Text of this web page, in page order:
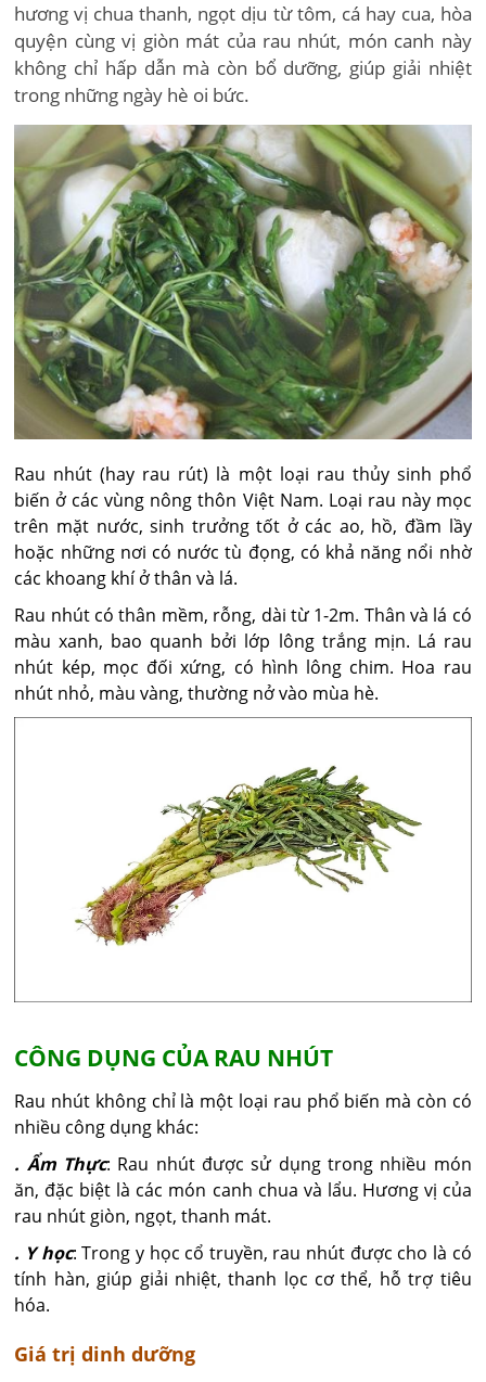
hương vị chua thanh, ngọt dịu từ tôm, cá hay cua, hòa
quyện cùng vị giòn mát của rau nhút, món canh này
không chỉ hấp dẫn mà còn bổ dưỡng, giúp giải nhiệt
trong những ngày hè oi bức.
Rau nhút (hay rau rút) là một loại rau thủy sinh phổ
biến ở các vùng nông thôn Việt Nam. Loại rau này mọc
trên mặt nước, sinh trưởng tốt ở các ao, hồ, đầm lầy
hoặc những nơi có nước tù đọng, có khả năng nổi nhờ
các khoang khí ở thân và lá.
Rau nhút có thân mềm, rỗng, dài từ 1-2m. Thân và lá có
màu xanh, bao quanh bởi lớp lông trắng mịn. Lá rau
nhút kép, mọc đối xứng, có hình lông chim. Hoa rau
nhút nhỏ, màu vàng, thường nở vào mùa hè.
CÔNG DỤNG CỦA RAU NHÚT
Rau nhút không chỉ là một loại rau phổ biến mà còn có
nhiều công dụng khác:
. Ẩm Thực: Rau nhút được sử dụng trong nhiều món
ăn, đặc biệt là các món canh chua và lẩu. Hương vị của
rau nhút giòn, ngọt, thanh mát.
. Y học: Trong y học cổ truyền, rau nhút được cho là có
tính hàn, giúp giải nhiệt, thanh lọc cơ thể, hỗ trợ tiêu
hóa.
Giá trị dinh dưỡng